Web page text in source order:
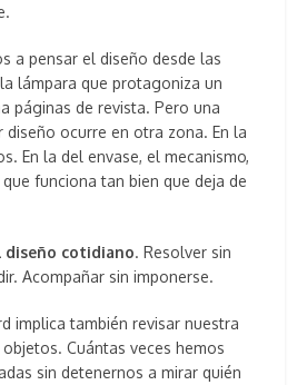
a pensar el diseño desde las
lámpara que protagoniza un
páginas de revista. Pero una
ocurre en otra zona. En la
En la del envase, el mecanismo,
funciona tan bien que deja de
diseño cotidiano. Resolver sin
Acompañar sin imponerse.
implica también revisar nuestra
Cuántas veces hemos
sin detenernos a mirar quién